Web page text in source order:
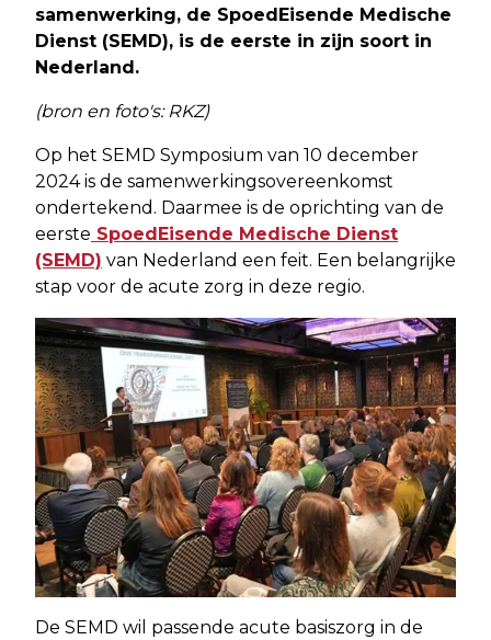
samenwerking, de SpoedEisende Medische
Dienst (SEMD), is de eerste in zijn soort in
Nederland.
(bron en foto's: RKZ)
Op het SEMD Symposium van 10 december
2024 is de samenwerkingsovereenkomst
ondertekend. Daarmee is de oprichting van de
eerste SpoedEisende Medische Dienst
(SEMD) van Nederland een feit. Een belangrijke
stap voor de acute zorg in deze regio.
De SEMD wil passende acute basiszorg in de